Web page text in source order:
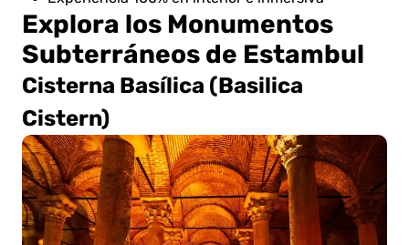
Explora los Monumentos
Subterráneos de Estambul
Cisterna Basílica (Basilica
Cistern)